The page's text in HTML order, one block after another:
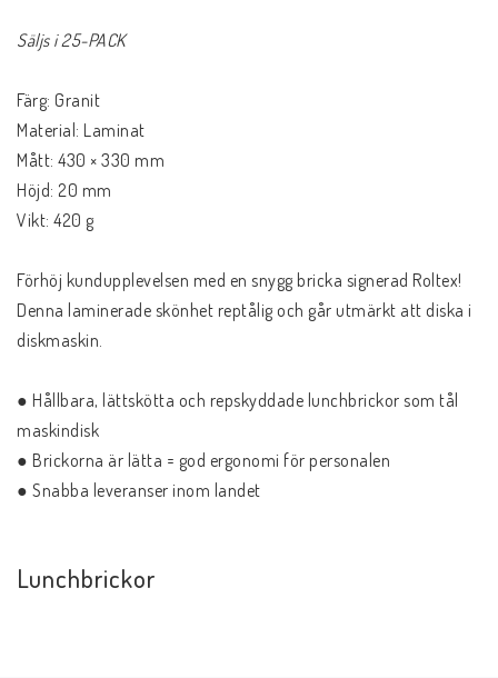
Säljs i 25-PACK
Färg: Granit
Material: Laminat
Mått: 430 × 330 mm
Höjd: 20 mm
Vikt: 420 g
Förhöj kundupplevelsen med en snygg bricka signerad Roltex!
Denna laminerade skönhet reptålig och går utmärkt att diska i
diskmaskin.
● Hållbara, lättskötta och repskyddade lunchbrickor som tål
maskindisk
● Brickorna är lätta = god ergonomi för personalen
● Snabba leveranser inom landet
Lunchbrickor